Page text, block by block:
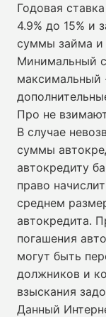
Годовая
4.9% до 15% и
суммы займа и
Минимальный
максимальный
Про не
В случае
суммы
автокредиту
право
среднем
автокредита.
погашения
могут быть
должников и
взыскания
Данный